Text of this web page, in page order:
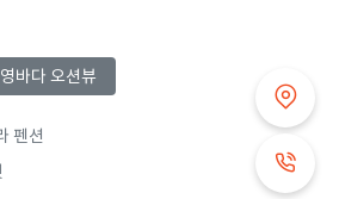
바다 오션뷰
펜션